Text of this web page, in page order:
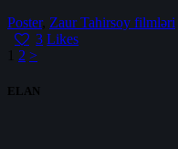
Poster, Zaur Tahirsoy filmləri
3 Likes
Posts
pagination
Page
1 Page
2 >
ELAN